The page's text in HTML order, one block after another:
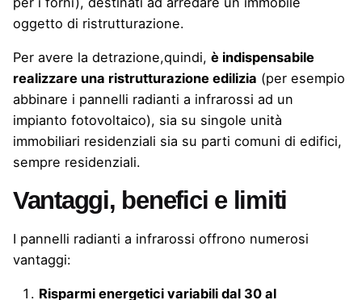
oggetto di ristrutturazione.
Per avere la detrazione,quindi, è indispensabile
realizzare una ristrutturazione edilizia (per esempio
abbinare i pannelli radianti a infrarossi ad un
impianto fotovoltaico), sia su singole unità
immobiliari residenziali sia su parti comuni di edifici,
sempre residenziali.
Vantaggi, benefici e limiti
I pannelli radianti a infrarossi offrono numerosi
vantaggi:
Risparmi energetici variabili dal 30 al